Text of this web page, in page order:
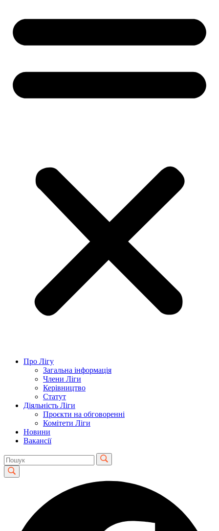
Про Лігу
Загальна інформація
Члени Ліги
Керівництво
Статут
Діяльність Ліги
Проєкти на обговоренні
Комітети Ліги
Новини
Вакансії